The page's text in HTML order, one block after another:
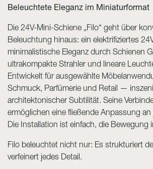
Neolight - Technische Design-Leuchten
Lineare und geschwungene Modulsysteme
Dreiphasen-Schiene (230V)
48V-Schiene
24V-Minischiene
Spotlights und Downlights
Leuchtrahmen mit Textilfronten
Leuchtpaneele und Plexiled
Beleuchtete Eleganz im Miniaturformat
Die 24V-Mini-Schiene „Filo“ geht über
Beleuchtung hinaus: ein elektrifiziertes
minimalistische Eleganz durch Schienen
ultrakompakte Strahler und lineare
Entwickelt für ausgewählte
Schmuck, Parfümerie und Retail —
architektonischer Subtilität. Seine
ermöglichen eine fließende Anpassung
Die Installation ist einfach, die Bewegung
Filo beleuchtet nicht nur: Es strukturiert
verfeinert jedes Detail.